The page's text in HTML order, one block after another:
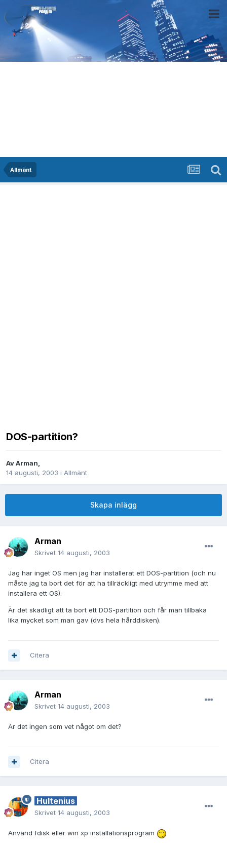
Allmänt
DOS-partition?
AvArman,
14 augusti, 2003 i Allmänt
Skapa inlägg
Arman
Skrivet 14 augusti, 2003
Jag har inget OS men jag har installerat ett DOS-partition (och nu
måste jag ta bort det för att ha tillräckligt med utrymme med att
installera ett OS).
Är det skadligt att ta bort ett DOS-partition och får man tillbaka
lika mycket som man gav (dvs hela hårddisken).
Citera
Arman
Skrivet 14 augusti, 2003
Är det ingen som vet något om det?
Citera
Hultenius
Skrivet 14 augusti, 2003
Använd fdisk eller win xp installationsprogram